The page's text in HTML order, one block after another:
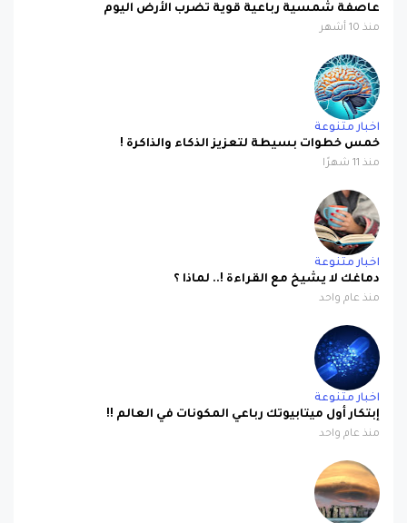
عاصفة شمسية رباعية قوية تضرب الأرض اليوم
منذ 10 أشهر
اخبار متنوعة
خمس خطوات بسيطة لتعزيز الذكاء والذاكرة !
منذ 11 شهرًا
اخبار متنوعة
دماغك لا يشيخ مع القراءة !.. لماذا ؟
منذ عام واحد
اخبار متنوعة
إبتكار أول ميتابيوتك رباعي المكونات في العالم !!
منذ عام واحد